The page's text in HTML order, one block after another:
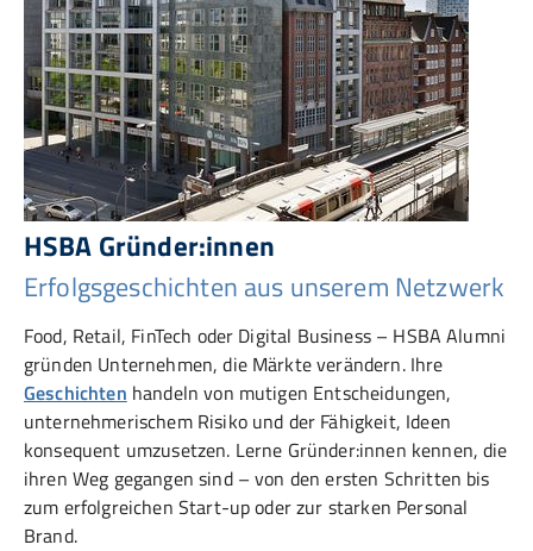
HSBA Gründer:innen
Erfolgsgeschichten aus unserem Netzwerk
Food, Retail, FinTech oder Digital Business – HSBA Alumni
gründen Unternehmen, die Märkte verändern. Ihre
Geschichten handeln von mutigen Entscheidungen,
unternehmerischem Risiko und der Fähigkeit, Ideen
konsequent umzusetzen. Lerne Gründer:innen kennen, die
ihren Weg gegangen sind – von den ersten Schritten bis
zum erfolgreichen Start-up oder zur starken Personal
Brand.